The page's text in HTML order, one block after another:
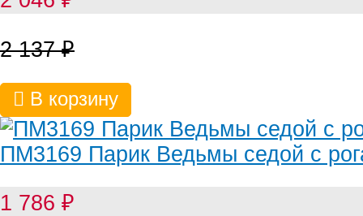
2 137₽
В корзину
ПМ3169 Парик Ведьмы седой с
1 786 ₽